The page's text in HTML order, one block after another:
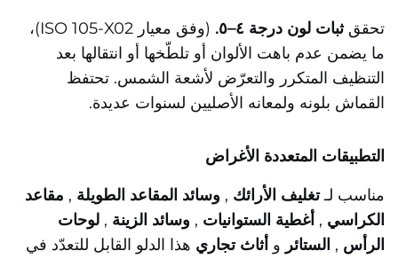
تحققثبات لون درجة ٤–٥.
(وفق معيار ISO 105-X02)،
ما يضمن عدم باهت الألوان أو تلطّخها أو انتقالها بعد
التنظيف المتكرر والتعرّض لأشعة الشمس. تحتفظ
القماش بلونه ولمعانه الأصليين لسنوات عديدة.
التطبيقات المتعددة الأغراض
مناسب لـتغليف الأرائك , وسائد المقاعد الطويلة , مقاعد
الكراسي , أغطية الستوانيات , وسائد الزينة , لوحات
الرأس , الستائر و أثاث تجاري هذا الدلو القابل للتعدّد في